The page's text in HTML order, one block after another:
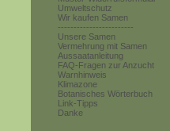
Umweltschutz
Wir kaufen Samen
------------------------
Unsere Samen
Vermehrung mit Samen
Aussaatanleitung
FAQ-Fragen zur Anzucht
Warnhinweis
Klimazone
Botanisches Wörterbuch
Link-Tipps
Danke